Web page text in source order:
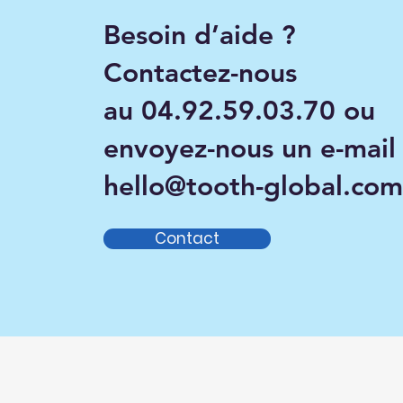
Besoin d’aide ?
Contactez-nous
au 04.92.59.03.70 ou
envoyez-nous un e-mail
hello@tooth-global.com
Contact